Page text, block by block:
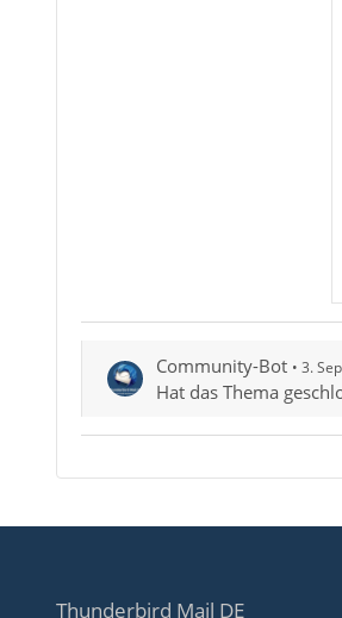
Community-Bot 3.
Hat das Thema
Thunderbird Mail DE